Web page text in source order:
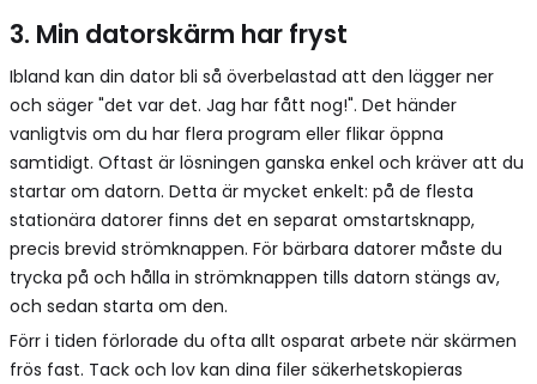
3. Min datorskärm har fryst
Ibland kan din dator bli så överbelastad att den lägger ner
och säger "det var det. Jag har fått nog!". Det händer
vanligtvis om du har flera program eller flikar öppna
samtidigt. Oftast är lösningen ganska enkel och kräver att du
startar om datorn. Detta är mycket enkelt: på de flesta
stationära datorer finns det en separat omstartsknapp,
precis brevid strömknappen. För bärbara datorer måste du
trycka på och hålla in strömknappen tills datorn stängs av,
och sedan starta om den.
Förr i tiden förlorade du ofta allt osparat arbete när skärmen
frös fast. Tack och lov kan dina filer säkerhetskopieras